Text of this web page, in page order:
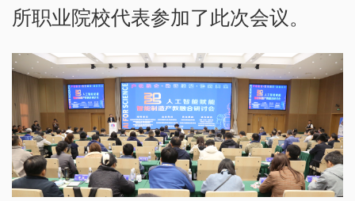
所职业院校代表参加了此次会议。